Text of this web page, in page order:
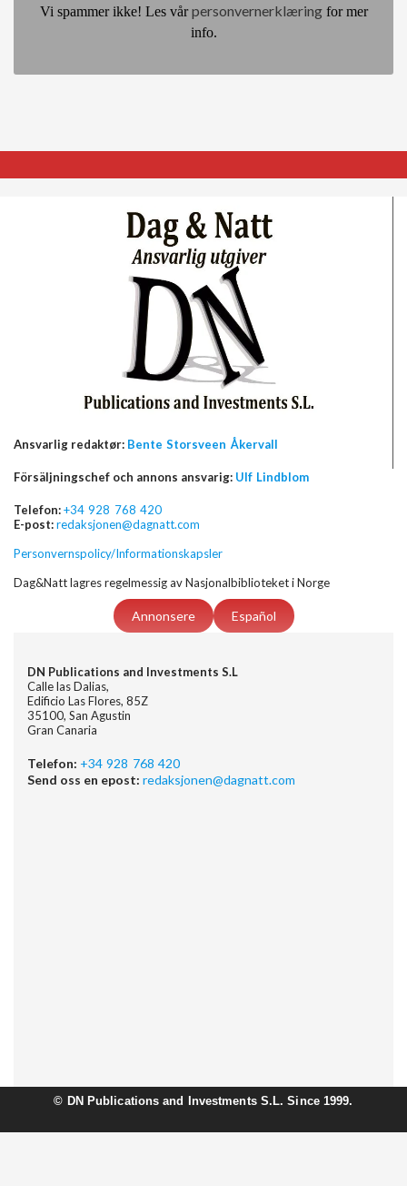
Vi spammer ikke! Les vårpersonvernerklæringfor mer
info.
Ansvarlig redaktør: Bente Storsveen Åkervall
Försäljningschef och annons ansvarig: Ulf Lindblom
Telefon:+34 928 768 420
E-post:redaksjonen@dagnatt.com
Personvernspolicy/Informationskapsler
Dag&Natt lagres regelmessig av Nasjonalbiblioteket i Norge
Annonsere Español
DN Publications and Investments S.L
Calle las Dalias,
Edificio Las Flores, 85Z
35100, San Agustin
Gran Canaria
Telefon: +34 928 768 420
Send oss en epost: redaksjonen@dagnatt.com
© DN Publications and Investments S.L. Since 1999.